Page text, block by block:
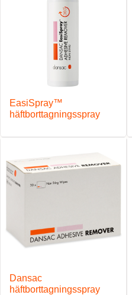
EasiSpray™
häftborttagningsspray
Dansac
häftborttagningsspray